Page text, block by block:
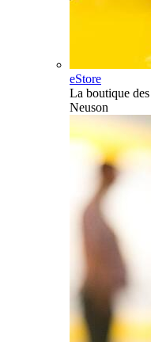
eStore
La boutique
Neuson